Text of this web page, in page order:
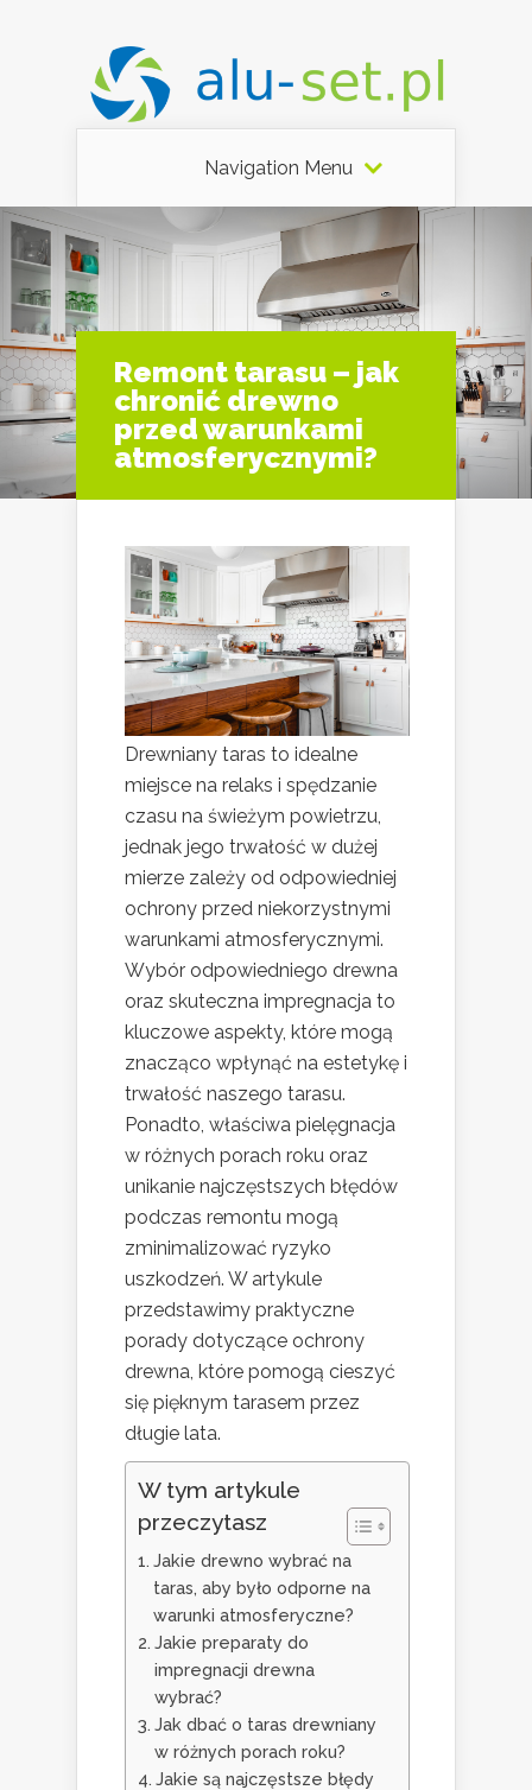
Navigation Menu
Remont tarasu – jak
chronić drewno
przed warunkami
atmosferycznymi?
Drewniany taras to idealne
miejsce na relaks i spędzanie
czasu na świeżym powietrzu,
jednak jego trwałość w dużej
mierze zależy od odpowiedniej
ochrony przed niekorzystnymi
warunkami atmosferycznymi.
Wybór odpowiedniego drewna
oraz skuteczna impregnacja to
kluczowe aspekty, które mogą
znacząco wpłynąć na estetykę i
trwałość naszego tarasu.
Ponadto, właściwa pielęgnacja
w różnych porach roku oraz
unikanie najczęstszych błędów
podczas remontu mogą
zminimalizować ryzyko
uszkodzeń. W artykule
przedstawimy praktyczne
porady dotyczące ochrony
drewna, które pomogą cieszyć
się pięknym tarasem przez
długie lata.
W tym artykule
przeczytasz
Jakie drewno wybrać na
taras, aby było odporne na
warunki atmosferyczne?
Jakie preparaty do
impregnacji drewna
wybrać?
Jak dbać o taras drewniany
w różnych porach roku?
Jakie są najczęstsze błędy